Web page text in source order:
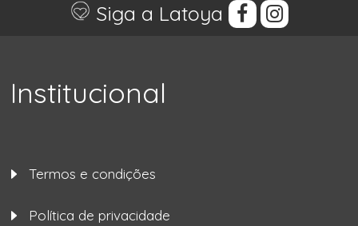
Siga a Latoya
Institucional
Termos e condições
Política de privacidade